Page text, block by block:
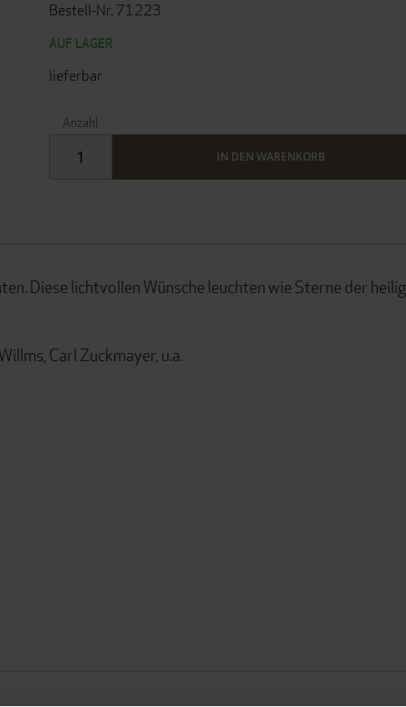
Bestell-Nr. 71223
AUF LAGER
lieferbar
Anzahl
IN DEN WARENKORB
Diese lichtvollen Wünsche leuchten wie Sterne der
Carl Zuckmayer, u.a.